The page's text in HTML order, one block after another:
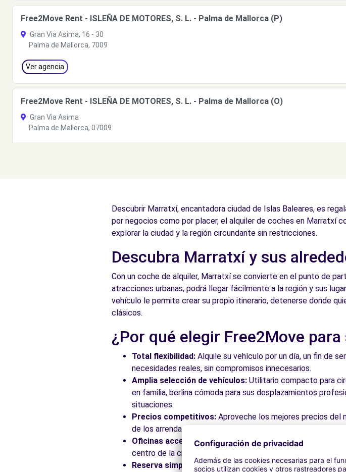
Free2Move Rent - ISLEÑA DE MOTORES, S. L. - Palma de Mallorca (P)
Gran Via Asima, 16 - 30
Palma de Mallorca, 7009
Ver agencia
Free2Move Rent - ISLEÑA DE MOTORES, S. L. - Palma de Mallorca (O)
Gran Via Asima
Palma de Mallorca, 07009
Free2Move Rent - S&YOU PALMA - Son Castello - Palma de Mallorca (C)
16 DE JULIO, 5-POL.IND.SON CASTELLO
Descubrir Marratxí, encantadora ciudad de Islas Baleares, es
por negocios como por placer, el alquiler de coches en Marratxí
explorar la ciudad y la región circundante sin restricciones.
Descubra Marratxí y sus
Con un coche de alquiler, Marratxí se convierte en el punto de
atracciones urbanas, podrá llegar fácilmente a la región y sus
vehículo le permite crear su propio itinerario, detenerse donde
clásicos.
¿Por qué elegir Free2Move
Total flexibilidad: Alquile su vehículo por un día, un fin de
necesidades reales, sin compromisos innecesarios.
Amplia selección de vehículos: Utilitario compacto para
en familia, berlina cómoda para sus desplazamientos
situaciones.
Precios competitivos: Aproveche los mejores precios del
de los arrendadores asociados. Reserve en línea en pocos
Oficinas accesibles:Recoja su vehículo en una de
centro de la ciudad, en estaciones o cerca de los
Reserva simplificada:Nuestra plataforma intuitiva le